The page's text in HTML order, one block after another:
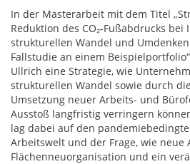
In der Masterarbeit mit dem Titel
Reduktion des CO₂-Fußabdrucks
strukturellen Wandel und
Fallstudie an einem
Ullrich eine Strategie, wie
strukturellen Wandel sowie durch
Umsetzung neuer Arbeits- und
Ausstoß langfristig verringern
lag dabei auf den
Arbeitswelt und der Frage, wie neue
Flächenneuorganisation und ein